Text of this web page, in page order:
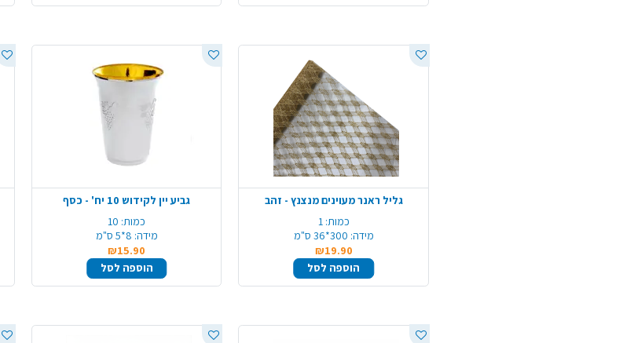
גליל ראנר מעוינים מנצנץ - זהב
כמות: 1
מידה: 300*36 ס"מ
₪19.90
הוספה לסל
גביע יין לקידוש 10 יח' - כסף
כמות: 10
מידה: 8*5 ס"מ
₪15.90
הוספה לסל